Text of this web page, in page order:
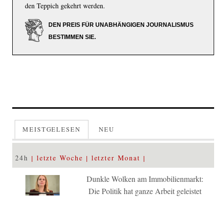
den Teppich gekehrt werden.
DEN PREIS FÜR UNABHÄNGIGEN JOURNALISMUS
BESTIMMEN SIE.
MEISTGELESEN NEU
24h letzte Woche letzter Monat
Dunkle Wolken am Immobilienmarkt:
Die Politik hat ganze Arbeit geleistet